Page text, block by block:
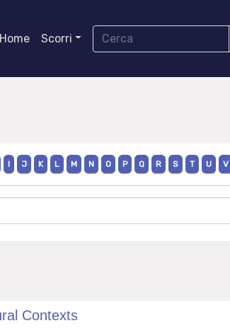
Home Scorri
I J K L M N O P Q R S T U V
Contexts